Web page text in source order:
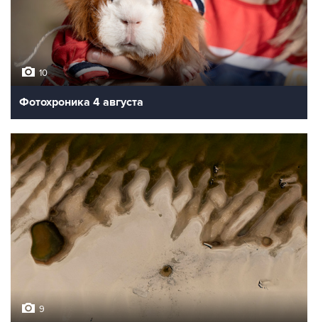
10
Фотохроника 4 августа
9